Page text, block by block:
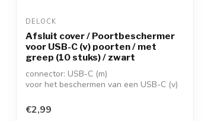
DELOCK
Afsluit cover / Poortbeschermer
voor USB-C (v) poorten / met
greep (10 stuks) / zwart
connector: USB-C (m)
voor het beschermen van een USB-C (v)
uitvoering met ...
€2,99